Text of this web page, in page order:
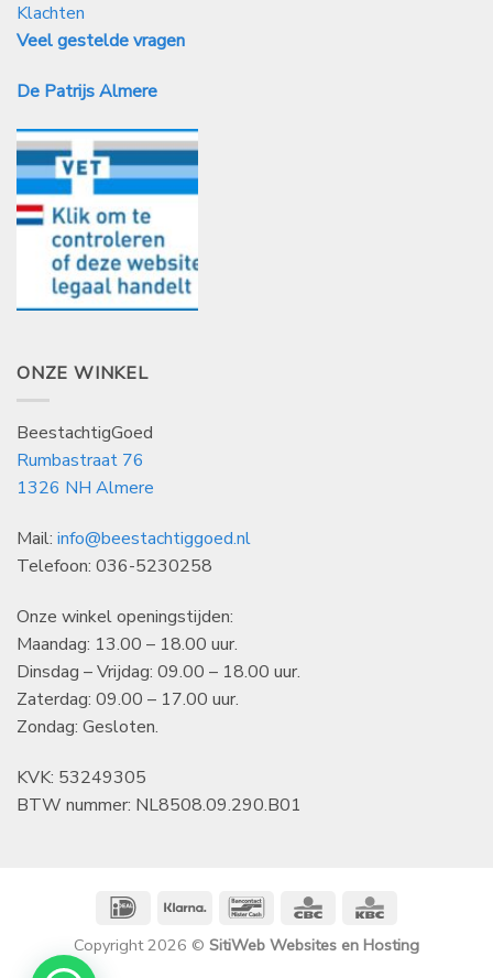
Klachten
Veel gestelde vragen
De Patrijs Almere
ONZE WINKEL
BeestachtigGoed
Rumbastraat 76
1326 NH Almere
Mail: info@beestachtiggoed.nl
Telefoon: 036-5230258
Onze winkel openingstijden:
Maandag: 13.00 – 18.00 uur.
Dinsdag – Vrijdag: 09.00 – 18.00 uur.
Zaterdag: 09.00 – 17.00 uur.
Zondag: Gesloten.
KVK: 53249305
BTW nummer: NL8508.09.290.B01
IDeal Klarna BancontactCBC
Copyright 2026 © SitiWeb Websites en Hosting